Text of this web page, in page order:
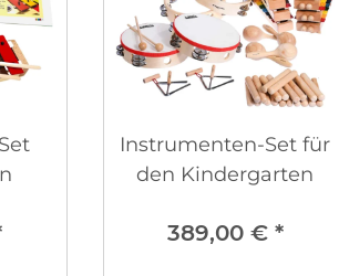
Instrumenten-Set für
den Kindergarten
389,00 € *